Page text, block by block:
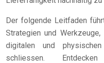
Der folgende Leitfaden
Strategien und
digitalen und
schliessen.